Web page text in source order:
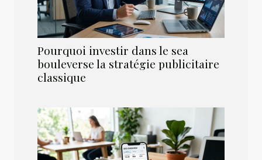
Pourquoi investir dans le sea
bouleverse la stratégie publicitaire
classique